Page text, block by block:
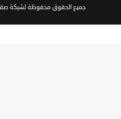
جميع الحقوق محفوظة لشبكة صقر